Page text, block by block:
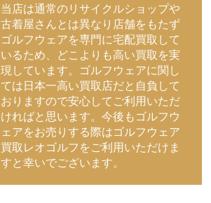
当店は通常のリサイクルショップや
古着屋さんとは異なり店舗をもたず
ゴルフウェアを専門に宅配買取して
いるため、どこよりも高い買取を実
現しています。ゴルフウェアに関し
ては日本一高い買取店だと自負して
おりますので安心してご利用いただ
ければと思います。今後もゴルフウ
ェアをお売りする際はゴルフウェア
買取レオゴルフをご利用いただけま
すと幸いでございます。